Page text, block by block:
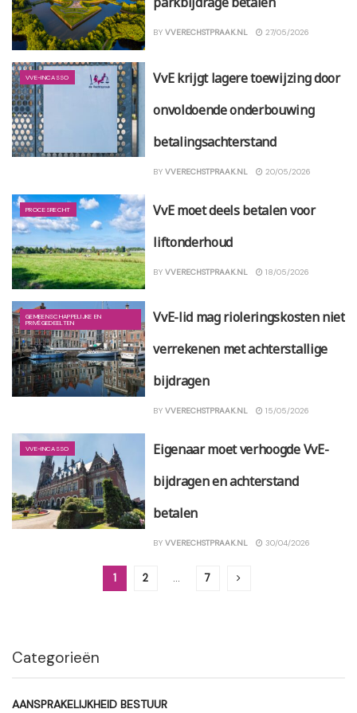
BY VVERECHSTPRAAK.NL 27/05/2026
VVE-INCASSO
VvE krijgt lagere toewijzing door
onvoldoende onderbouwing
betalingsachterstand
BY VVERECHSTPRAAK.NL 20/05/2026
PROCESRECHT
VvE moet deels betalen voor
liftonderhoud
BY VVERECHSTPRAAK.NL 18/05/2026
GEMEENSCHAPPELIJKE EN
PRIVÉGEDEELTEN
VvE-lid mag rioleringskosten niet
verrekenen met achterstallige
bijdragen
BY VVERECHSTPRAAK.NL 15/05/2026
VVE-INCASSO
Eigenaar moet verhoogde VvE-
bijdragen en achterstand
betalen
BY VVERECHSTPRAAK.NL 30/04/2026
1 2 … 7
Categorieën
AANSPRAKELIJKHEID BESTUUR